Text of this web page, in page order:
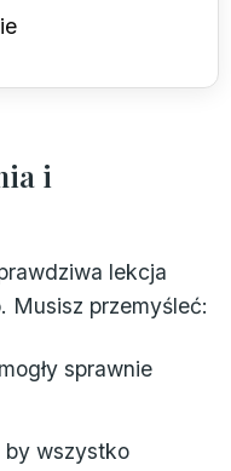
i
lekcja
. Musisz przemyśleć:
sprawnie
by wszystko